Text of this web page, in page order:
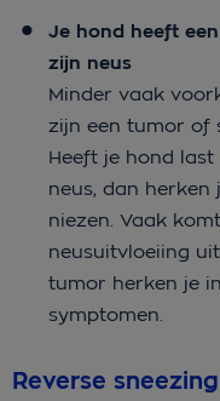
Je hond heeft
zijn neus
Minder vaak
zijn een tumor of
Heeft je hond
neus, dan
niezen. Vaak
neusuitvloeiing
tumor herken je
symptomen.
Reverse sneezing